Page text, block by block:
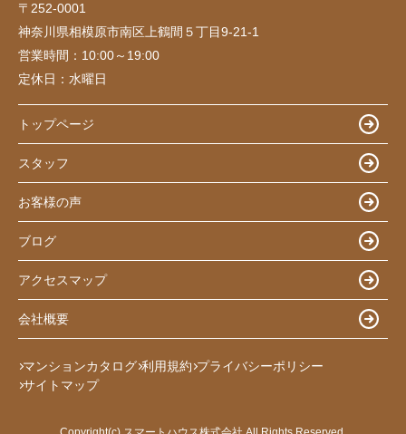
〒252-0001
神奈川県相模原市南区上鶴間５丁目9-21-1
営業時間： 10:00～19:00
定休日： 水曜日
トップページ
スタッフ
お客様の声
ブログ
アクセスマップ
会社概要
マンションカタログ 利用規約 プライバシーポリシー
サイトマップ